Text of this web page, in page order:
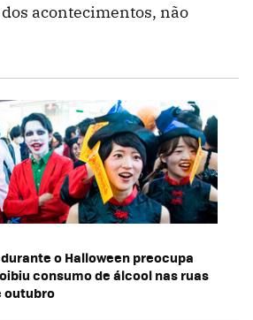
acontecimentos, não
o Halloween preocupa
consumo de álcool nas ruas
outubro